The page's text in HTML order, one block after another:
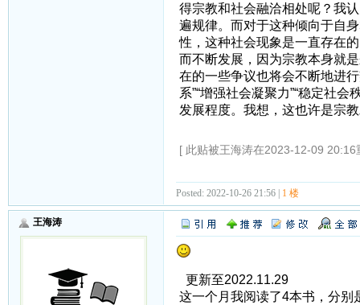
得宗教和社会融洽相处呢？我
遍规律。而对于这种倾向于自
性，这种社会现象是一直存在
而不断发展，因为宗教本身就
在的一些争议也将会不断地进
系”“增强社会凝聚力”“稳定社
发展程度。我想，这也许是宗
[ 此贴被王海涛在2023-12-09 20:16
Posted: 2022-10-26 21:56 | 1 楼
王海涛
更新至2022.11.29
这一个月我阅读了4本书，分别